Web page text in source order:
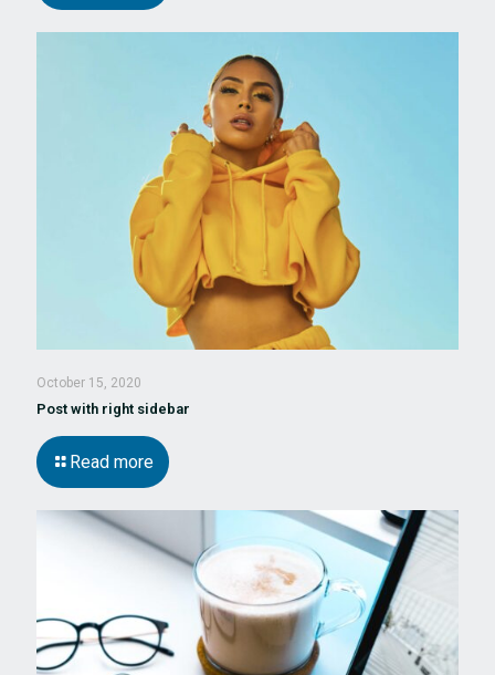
October 15, 2020
Post with right sidebar
Read more